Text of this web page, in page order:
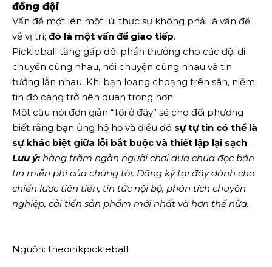
đồng đội
Vấn đề một lên một lùi thực sự không phải là vấn đề
về vị trí; đó là một vấn đề giao tiếp.
Pickleball tăng gấp đôi phần thưởng cho các đội di
chuyển cùng nhau, nói chuyện cùng nhau và tin
tưởng lẫn nhau. Khi bạn loạng choạng trên sân, niềm
tin đó càng trở nên quan trọng hơn.
Một câu nói đơn giản “Tôi ở đây” sẽ cho đối phương
biết rằng bạn ủng hộ họ và điều đó sự tự tin có thể là
sự khác biệt giữa lỗi bắt buộc và thiết lập lại sạch.
Lưu ý: hàng trăm ngàn người chơi dưa chua đọc bản
tin miễn phí của chúng tôi. Đăng ký tại đâydành cho
chiến lược tiên tiến, tin tức nội bộ, phân tích chuyên
nghiệp, cải tiến sản phẩm mới nhất và hơn thế nữa.
Nguồn: thedinkpickleball